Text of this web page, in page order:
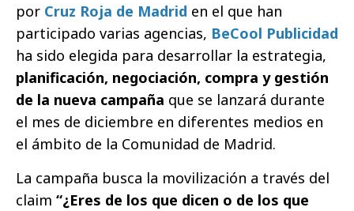
por Cruz Roja de Madrid en el que han
participado varias agencias, BeCool Publicidad
ha sido elegida para desarrollar la estrategia,
planificación, negociación, compra y gestión
de la nueva campaña que se lanzará durante
el mes de diciembre en diferentes medios en
el ámbito de la Comunidad de Madrid.
La campaña busca la movilización a través del
claim “¿Eres de los que dicen o de los que